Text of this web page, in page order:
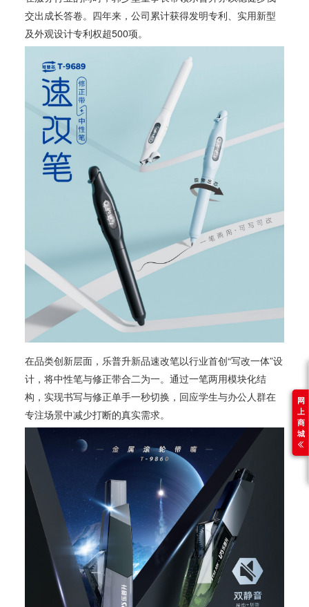
交出成长答卷。四年来，公司累计获得发明专利、实用新型
及外观设计专利权超500项。
在品类创新层面，乐普升新品速改笔以行业首创“写改一体”设
计，将中性笔与修正带合二为一。通过一笔两用模块化结
构，实现书写与修正单手一秒切换，回应学生与办公人群在
专注场景中减少打断的真实需求。
网
上
商
城